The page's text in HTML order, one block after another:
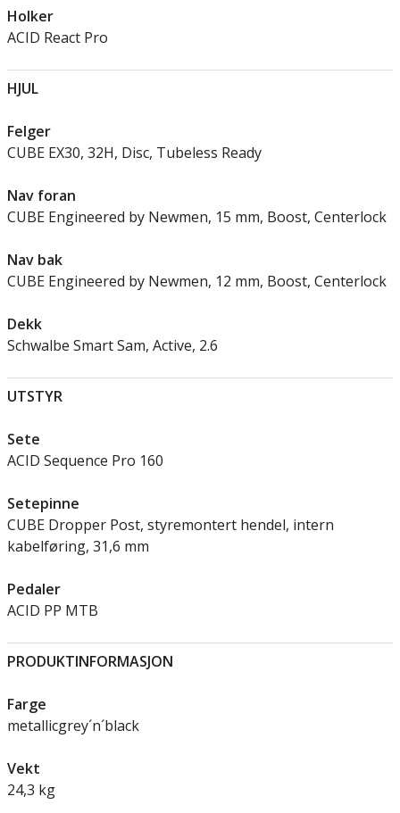
Holker
ACID React Pro
HJUL
Felger
CUBE EX30, 32H, Disc, Tubeless Ready
Nav foran
CUBE Engineered by Newmen, 15 mm, Boost, Centerlock
Nav bak
CUBE Engineered by Newmen, 12 mm, Boost, Centerlock
Dekk
Schwalbe Smart Sam, Active, 2.6
UTSTYR
Sete
ACID Sequence Pro 160
Setepinne
CUBE Dropper Post, styremontert hendel, intern
kabelføring, 31,6 mm
Pedaler
ACID PP MTB
PRODUKTINFORMASJON
Farge
metallicgrey´n´black
Vekt
24,3 kg